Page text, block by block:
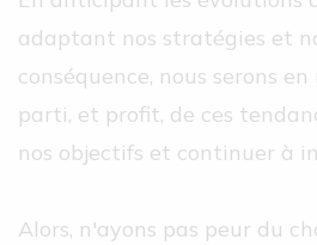
adaptant nos stratégies et
conséquence, nous serons
parti, et profit, de ces
nos objectifs et continuer à
Alors, n'ayons pas peur du